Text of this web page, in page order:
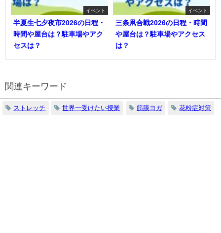
イベント
半夏生七夕夜市2026の日程・
時間や屋台は？駐車場やアク
セスは？
イベント
三条凧合戦2026の日程・時間
や屋台は？駐車場やアクセス
は？
関連キーワード
ストレッチ 世界一受けたい授業 筋膜ヨガ 花粉症対策